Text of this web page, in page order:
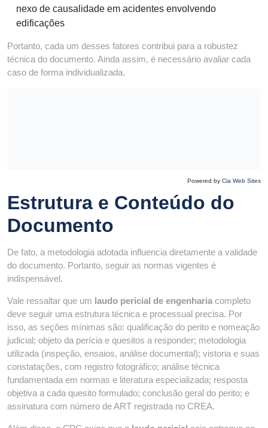
nexo de causalidade em acidentes envolvendo
edificações
Portanto, cada um desses fatores contribui para a robustez
técnica do documento. Ainda assim, é necessário avaliar cada
caso de forma individualizada.
Powered by Cia Web Sites
Estrutura e Conteúdo do
Documento
De fato, a metodologia adotada influencia diretamente a validade
do documento. Portanto, seguir as normas vigentes é
indispensável.
Vale ressaltar que um laudo pericial de engenharia completo
deve seguir uma estrutura técnica e processual precisa. Por
isso, as seções mínimas são: qualificação do perito e nomeação
judicial; objeto da perícia e quesitos a responder; metodologia
utilizada (inspeção, ensaios, análise documental); vistoria e suas
constatações, com registro fotográfico; análise técnica
fundamentada em normas e literatura especializada; resposta
objetiva a cada quesito formulado; conclusão geral do perito; e
assinatura com número de ART registrada no CREA.